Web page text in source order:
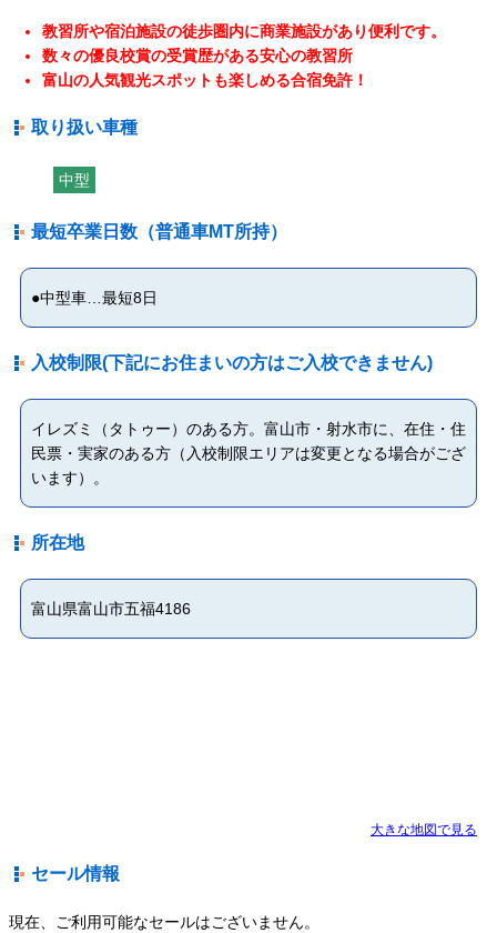
教習所や宿泊施設の徒歩圏内に商業施設があり便利です。
数々の優良校賞の受賞歴がある安心の教習所
富山の人気観光スポットも楽しめる合宿免許！
取り扱い車種
中型
最短卒業日数（普通車MT所持）
●中型車…最短8日
入校制限(下記にお住まいの方はご入校できません)
イレズミ（タトゥー）のある方。富山市・射水市に、在住・住
民票・実家のある方（入校制限エリアは変更となる場合がござ
います）。
所在地
富山県富山市五福4186
大きな地図で見る
セール情報
現在、ご利用可能なセールはございません。